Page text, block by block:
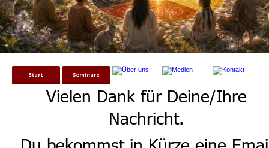
Vielen Dank für Deine/Ihre
Nachricht.